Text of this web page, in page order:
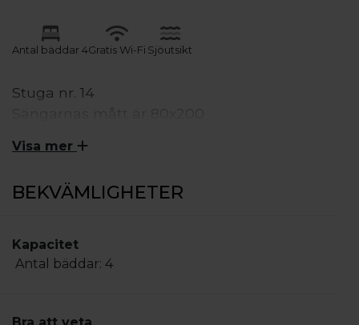
Antal bäddar 4Gratis Wi-Fi Sjöutsikt
Stuga nr. 14
Det är inte tillåtet att grilla på terrassen.
Köksutrustning: Elspis, mikro, kyl med frysfack,
kaffebryggare, vattenkokare, brödrost samt kärl för
Visa mer
BEKVÄMLIGHETER
Kapacitet
Antal bäddar: 4